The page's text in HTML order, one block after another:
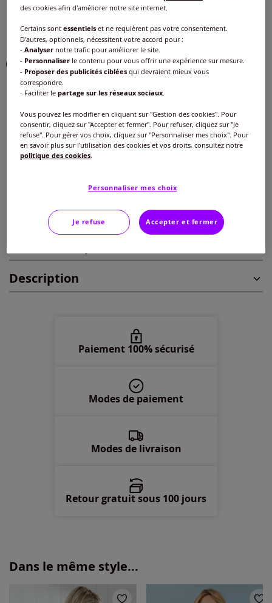
Taille :
Veuillez sélectionner une taille
40 -En stock
En stock
48 -En stock
Guide des tailles
30€
Description
Paiement 100% sécurisé
Modes de paiement
Modes de livraison
Retour gratuit sous 100 jours
Dans le même style...
des cookies afin d'améliorer notre site internet.
Certains sontessentiels et ne requièrent pas votre consentement.
D'autres, optionnels, nécessitent votre accord pour :
-Analyser notre trafic pour améliorer le site.
- Personnaliser le contenu pour vous offrir une expérience sur mesure.
- Proposer des publicités ciblées qui devraient mieux vous
correspondre.
- Faciliter lepartage sur les réseaux sociaux
Vous pouvez les modifier en cliquant sur "Gestion des cookies". Pour
consentir, cliquez sur "Accepter et fermer". Pour refuser, cliquez sur "Je
refuse". Pour gérer vos choix, cliquez sur "Personnaliser mes choix". Pour
en savoir plus sur l'utilisation des cookies et vos droits, consultez notre
politique des cookies
Personnaliser mes choix
Je refuse Accepter et fermer